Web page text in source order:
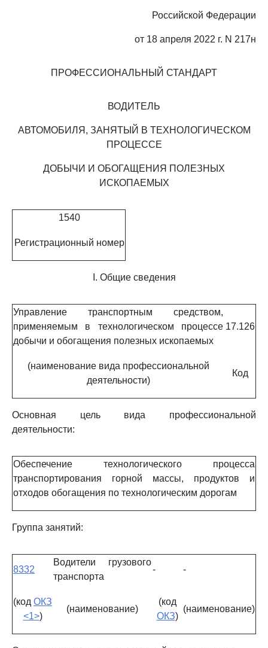
Российской Федерации
от 18 апреля 2022 г. N 217н
ПРОФЕССИОНАЛЬНЫЙ СТАНДАРТ
ВОДИТЕЛЬ
АВТОМОБИЛЯ, ЗАНЯТЫЙ В ТЕХНОЛОГИЧЕСКОМ
ПРОЦЕССЕ
ДОБЫЧИ И ОБОГАЩЕНИЯ ПОЛЕЗНЫХ
ИСКОПАЕМЫХ
1540
Регистрационный номер
I. Общие сведения
Управление транспортным средством,
применяемым в технологическом процессе
добычи и обогащения полезных ископаемых
17.126
(наименование вида профессиональной
деятельности)
Код
Основная цель вида профессиональной
деятельности:
Обеспечение технологического процесса
транспортирования горной массы, продуктов и
отходов обогащения по технологическим дорогам
Группа занятий:
8332
Водители грузового
транспорта
- -
(код ОКЗ
<1>)
(наименование)
(код
ОКЗ)
(наименование)